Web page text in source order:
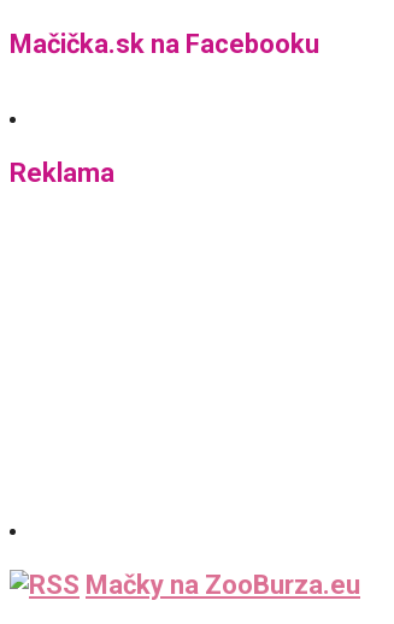
Mačička.sk na Facebooku
Reklama
Mačky na ZooBurza.eu